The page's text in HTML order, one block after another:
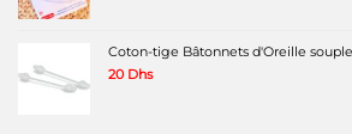
Coton-tige Bâtonnets d'Oreille
20 Dhs